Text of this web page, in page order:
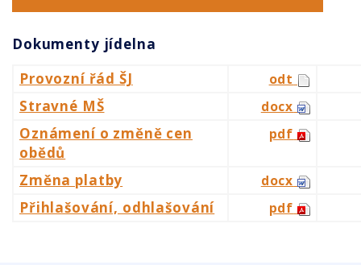
Dokumenty jídelna
Provozní řád ŠJ
odt
Stravné MŠ docx
Oznámení o změně cen
obědů
pdf
Změna platby docx
Přihlašování, odhlašování pdf